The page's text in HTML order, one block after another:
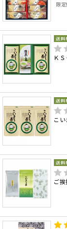
限
Ｋ
こ
ご